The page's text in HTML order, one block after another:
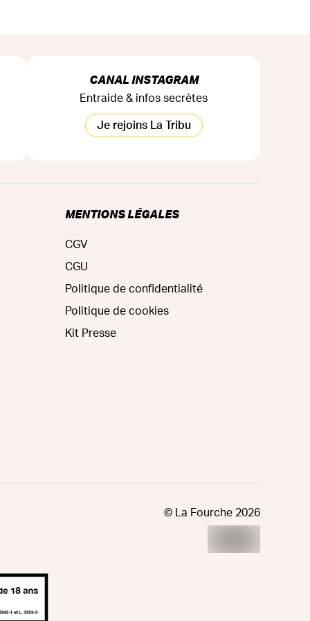
CANAL INSTAGRAM
Entraide & infos secrètes
Je rejoins La Tribu
MENTIONS LÉGALES
CGV
CGU
Politique de confidentialité
Politique de cookies
Kit Presse
© La Fourche 2026